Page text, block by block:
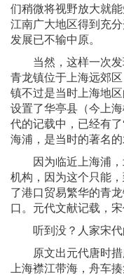
们稍微将视野放大就
江南广大地区得到充
发展已不输中原。
当然，这样一次发
青龙镇位于上海远郊
镇不过是当时上海地
设置了华亭县（今上
代的记载中，已经有了
海浦，是当时的著名
因为临近上海浦，
机构，因为这个只能
了港口贸易繁华的青
口。元代文献记载，宋
听到没？人家宋代
原文出元代唐时措
上海襟江带海，舟车